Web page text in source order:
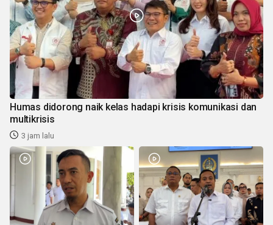
Humas didorong naik kelas hadapi krisis komunikasi dan
multikrisis
3 jam lalu